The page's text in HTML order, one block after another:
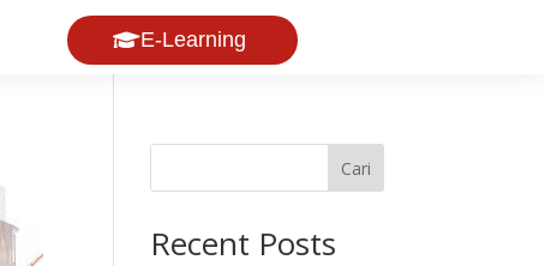
E-Learning
Cari
Recent Posts